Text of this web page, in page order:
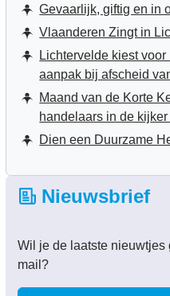
Gevaarlijk, giftig en in
Vlaanderen Zingt in
Lichtervelde kiest
aanpak bij afscheid
Maand van de Korte
handelaars in de
Dien een Duurzame
Nieuwsbrief
Wil je de laatste nieuwtjes
mail?